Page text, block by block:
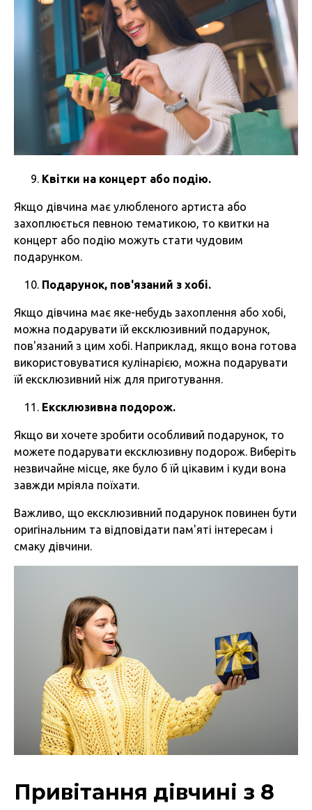
Квітки на концерт або подію.
Якщо дівчина має улюбленого артиста або
захоплюється певною тематикою, то квитки на
концерт або подію можуть стати чудовим
подарунком.
Подарунок, пов'язаний з хобі.
Якщо дівчина має яке-небудь захоплення або хобі,
можна подарувати їй ексклюзивний подарунок,
пов'язаний з цим хобі. Наприклад, якщо вона готова
використовуватися кулінарією, можна подарувати
їй ексклюзивний ніж для приготування.
Ексклюзивна подорож.
Якщо ви хочете зробити особливий подарунок, то
можете подарувати ексклюзивну подорож. Виберіть
незвичайне місце, яке було б їй цікавим і куди вона
завжди мріяла поїхати.
Важливо, що ексклюзивний подарунок повинен бути
оригінальним та відповідати пам'яті інтересам і
смаку дівчини.
Привітання дівчині з 8